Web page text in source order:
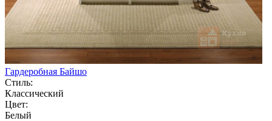
Гардеробная Байшо
Стиль:
Классический
Цвет:
Белый